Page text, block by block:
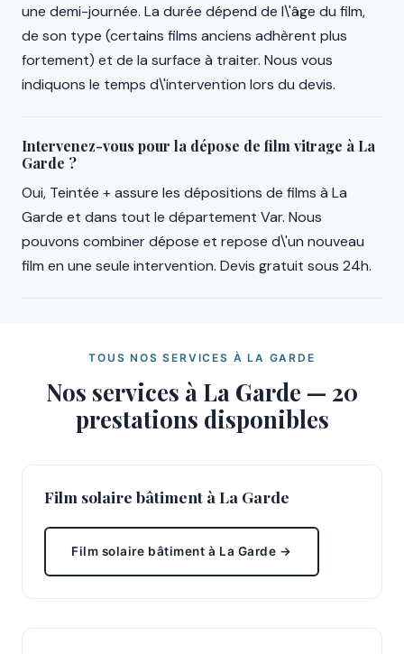
une demi-journée. La durée dépend de l\'âge du film,
de son type (certains films anciens adhèrent plus
fortement) et de la surface à traiter. Nous vous
indiquons le temps d\'intervention lors du devis.
Intervenez-vous pour la dépose de film vitrage à La
Garde ?
Oui, Teintée + assure les dépositions de films à La
Garde et dans tout le département Var. Nous
pouvons combiner dépose et repose d\'un nouveau
film en une seule intervention. Devis gratuit sous 24h.
TOUS NOS SERVICES À LA GARDE
Nos services à La Garde — 20
prestations disponibles
Film solaire bâtiment à La Garde
Film solaire bâtiment à La Garde →